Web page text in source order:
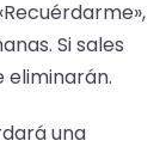
Si sales
eliminarán.
una